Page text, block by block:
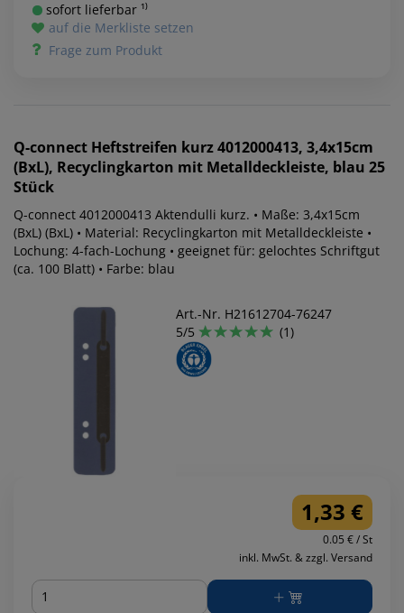
sofort lieferbar ¹⁾
auf die Merkliste setzen
Frage zum Produkt
Q-connect Heftstreifen kurz 4012000413, 3,4x15cm
(BxL), Recyclingkarton mit Metalldeckleiste, blau 25
Stück
Q-connect 4012000413 Aktendulli kurz. • Maße: 3,4x15cm
(BxL) (BxL) • Material: Recyclingkarton mit Metalldeckleiste •
Lochung: 4-fach-Lochung • geeignet für: gelochtes Schriftgut
(ca. 100 Blatt) • Farbe: blau
Art.-Nr. H21612704-76247
5/5
(1)
1,33 €
0.05 € / St
inkl. MwSt. & zzgl. Versand
Menge